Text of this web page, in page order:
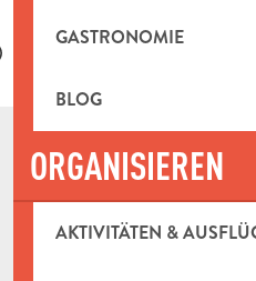
GASTRONOMIE
BLOG
ORGANISIEREN
AKTIVITÄTEN &
Ajouter aux